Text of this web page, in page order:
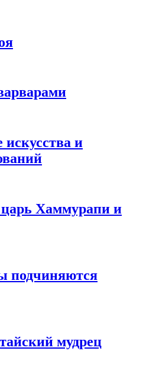
искусства и
Хаммурапи и
подчиняются
мудрец